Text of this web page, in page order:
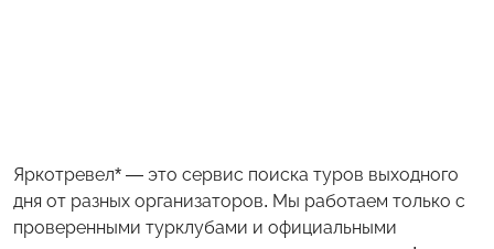
Яркотревел* — это сервис поиска туров выходного
дня от разных организаторов. Мы работаем только с
проверенными турклубами и официальными